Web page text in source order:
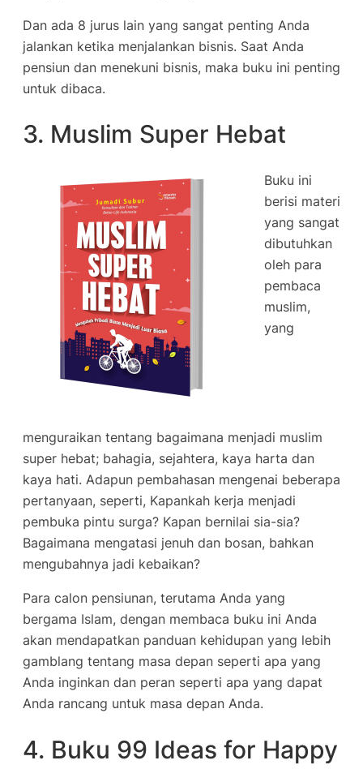
Dan ada 8 jurus lain yang sangat penting Anda
jalankan ketika menjalankan bisnis. Saat Anda
pensiun dan menekuni bisnis, maka buku ini penting
untuk dibaca.
3. Muslim Super Hebat
Buku ini
berisi materi
yang sangat
dibutuhkan
oleh para
pembaca
muslim,
yang
menguraikan tentang bagaimana menjadi muslim
super hebat; bahagia, sejahtera, kaya harta dan
kaya hati. Adapun pembahasan mengenai beberapa
pertanyaan, seperti, Kapankah kerja menjadi
pembuka pintu surga? Kapan bernilai sia-sia?
Bagaimana mengatasi jenuh dan bosan, bahkan
mengubahnya jadi kebaikan?
Para calon pensiunan, terutama Anda yang
bergama Islam, dengan membaca buku ini Anda
akan mendapatkan panduan kehidupan yang lebih
gamblang tentang masa depan seperti apa yang
Anda inginkan dan peran seperti apa yang dapat
Anda rancang untuk masa depan Anda.
4. Buku 99 Ideas for Happy